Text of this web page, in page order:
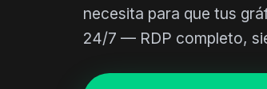
necesita para que tus
24/7 — RDP completo,